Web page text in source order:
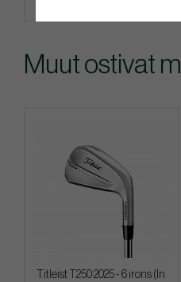
Muut ostivat
Titleist T250 2025 - 6 irons (In